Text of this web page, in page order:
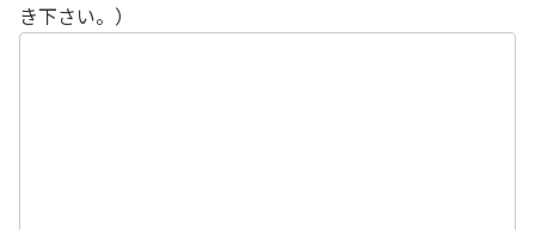
き下さい。）